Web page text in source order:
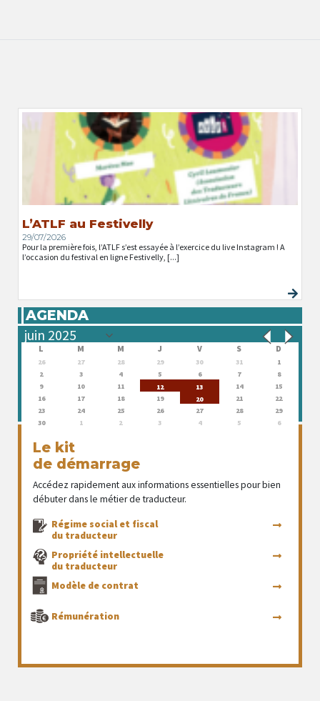
L’ATLF au Festivelly
29/07/2026
Pour la première fois, l’ATLF s’est essayée à l’exercice du live Instagram ! A
l’occasion du festival en ligne Festivelly, [...]
AGENDA
L M M J V S D
26 27 28 29 30 31
1
2
3 4 5 6 7
8
9
10 11 12 13 14
15
16
17 18 19 20 21
22
23
24 25 26 27 28
29
30
1 2 3 4 5 6
Le kit
de démarrage
Accédez rapidement aux informations essentielles pour bien
débuter dans le métier de traducteur.
Régime social et fiscal
du traducteur
Propriété intellectuelle
du traducteur
Modèle de contrat
Rémunération